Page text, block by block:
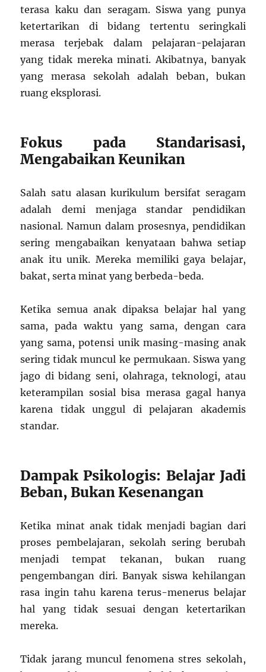
terasa kaku dan seragam. Siswa yang punya
ketertarikan di bidang tertentu seringkali
merasa terjebak dalam pelajaran-pelajaran
yang tidak mereka minati. Akibatnya, banyak
yang merasa sekolah adalah beban, bukan
ruang eksplorasi.
Fokus pada Standarisasi,
Mengabaikan Keunikan
Salah satu alasan kurikulum bersifat seragam
adalah demi menjaga standar pendidikan
nasional. Namun dalam prosesnya, pendidikan
sering mengabaikan kenyataan bahwa setiap
anak itu unik. Mereka memiliki gaya belajar,
bakat, serta minat yang berbeda-beda.
Ketika semua anak dipaksa belajar hal yang
sama, pada waktu yang sama, dengan cara
yang sama, potensi unik masing-masing anak
sering tidak muncul ke permukaan. Siswa yang
jago di bidang seni, olahraga, teknologi, atau
keterampilan sosial bisa merasa gagal hanya
karena tidak unggul di pelajaran akademis
standar.
Dampak Psikologis: Belajar Jadi
Beban, Bukan Kesenangan
Ketika minat anak tidak menjadi bagian dari
proses pembelajaran, sekolah sering berubah
menjadi tempat tekanan, bukan ruang
pengembangan diri. Banyak siswa kehilangan
rasa ingin tahu karena terus-menerus belajar
hal yang tidak sesuai dengan ketertarikan
mereka.
Tidak jarang muncul fenomena stres sekolah,